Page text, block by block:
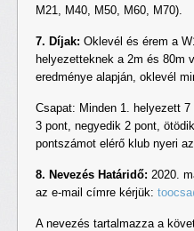
M21, M40, M50, M60, M70).
7. Díjak: Oklevél és érem a
helyezetteknek a 2m és 80m
eredménye alapján, oklevél
Csapat: Minden 1. helyezett
3 pont, negyedik 2 pont,
pontszámot elérő klub nyeri
8. Nevezés Határidő: 2020.
az e-mail címre kérjük:
A nevezés tartalmazza a